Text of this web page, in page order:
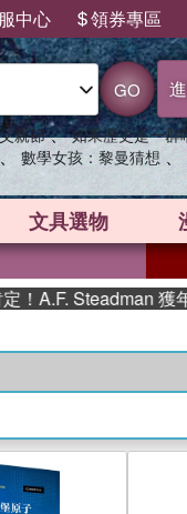
中心 領券專區
GO
父親節 、 如果歷史是一群
、 數學女孩：黎曼猜想 、
文具選物
獲年度作